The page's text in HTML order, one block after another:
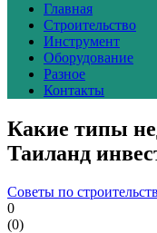
Главная
Строительство
Инструмент
Оборудование
Разное
Контакты
Какие типы
Таиланд
Советы по
0
(0)